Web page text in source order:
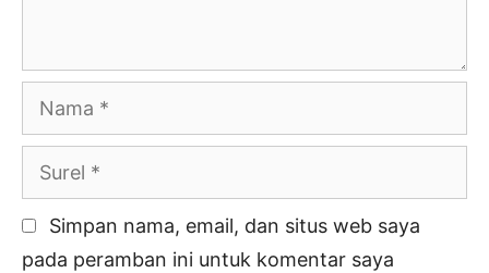
Nama
Surel
Simpan nama, email, dan situs web saya
pada peramban ini untuk komentar saya